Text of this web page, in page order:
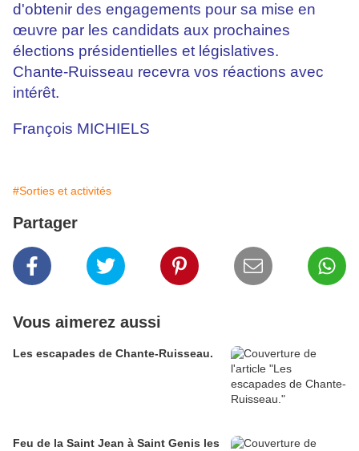
d'obtenir des engagements pour sa mise en
œuvre par les candidats aux prochaines
élections présidentielles et législatives.
Chante-Ruisseau recevra vos réactions avec
intérêt.
François MICHIELS
#Sorties et activités
Partager
Vous aimerez aussi
Les escapades de Chante-Ruisseau.
Feu de la Saint Jean à Saint Genis les